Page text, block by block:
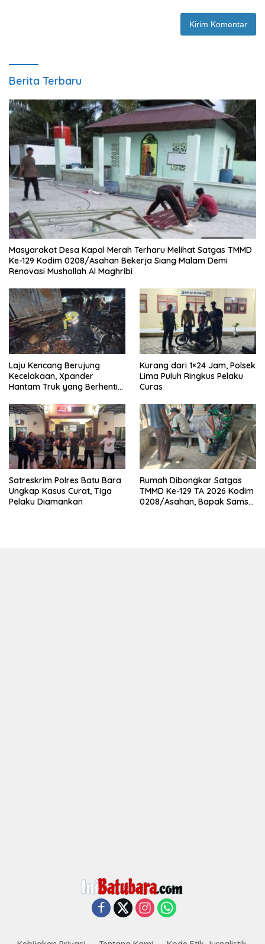
Berita Terbaru
Masyarakat Desa Kapal Merah Terharu Melihat Satgas TMMD
Ke-129 Kodim 0208/Asahan Bekerja Siang Malam Demi
Renovasi Mushollah Al Maghribi
Laju Kencang Berujung
Kecelakaan, Xpander
Hantam Truk yang Berhenti
Kurang dari 1×24 Jam, Polsek
Lima Puluh Ringkus Pelaku
Curas
Satreskrim Polres Batu Bara
Ungkap Kasus Curat, Tiga
Pelaku Diamankan
Rumah Dibongkar Satgas
TMMD Ke-129 TA 2026 Kodim
0208/Asahan, Bapak Samsul